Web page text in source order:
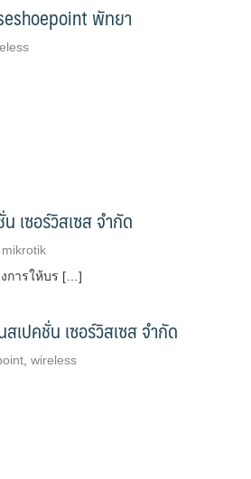
พัทยา
เซอร์วิสเซส จำกัด
mikrotik
งการให้บร […]
ปคชั่น เซอร์วิสเซส จำกัด
, wireless